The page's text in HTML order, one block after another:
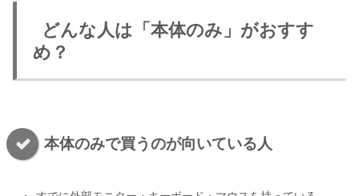
どんな人は「本体のみ」がおすす
め？
本体のみで買うのが向いている人